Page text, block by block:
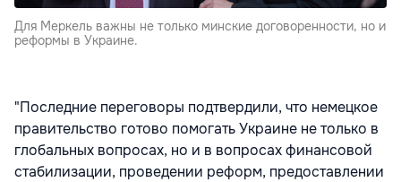
Для Меркель важны не только минские договоренности, но и
реформы в Украине.
"Последние переговоры подтвердили, что немецкое
правительство готово помогать Украине не только в
глобальных вопросах, но и в вопросах финансовой
стабилизации, проведении реформ, предоставлении